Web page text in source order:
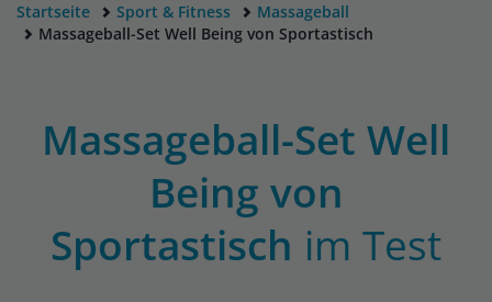
Startseite Sport & Fitness
Massageball
Massageball-Set Well Being von Sportastisch
Massageball-Set Well
Being von
Sportastisch im Test